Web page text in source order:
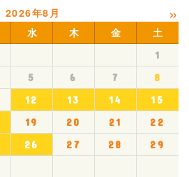
2026年8月 »
水 木 金 土
1
5 6 7
8
12 13 14
15
19 20 21
22
26 27 28
29